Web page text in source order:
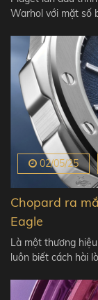
Warhol với mặt số
02/05/25
Chopard ra
Eagle
Là một thương
luôn biết cách hài